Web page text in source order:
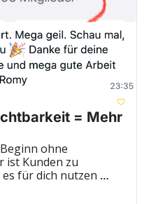
= Mehr
ohne
ist Kunden zu
für dich nutzen